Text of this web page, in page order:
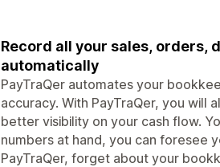
Record all your sales, orders,
automatically
PayTraQer automates your
accuracy. With PayTraQer, you
better visibility on your cash flow.
numbers at hand, you can foresee
PayTraQer, forget about your